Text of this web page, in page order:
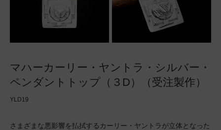
マハーカーリー・ヤントラ・シルバー・
ペンダントトップ（３D）（受注製作）
YLD19
さまざまな悪影響を払拭するカーリー・ヤントラが立体となった